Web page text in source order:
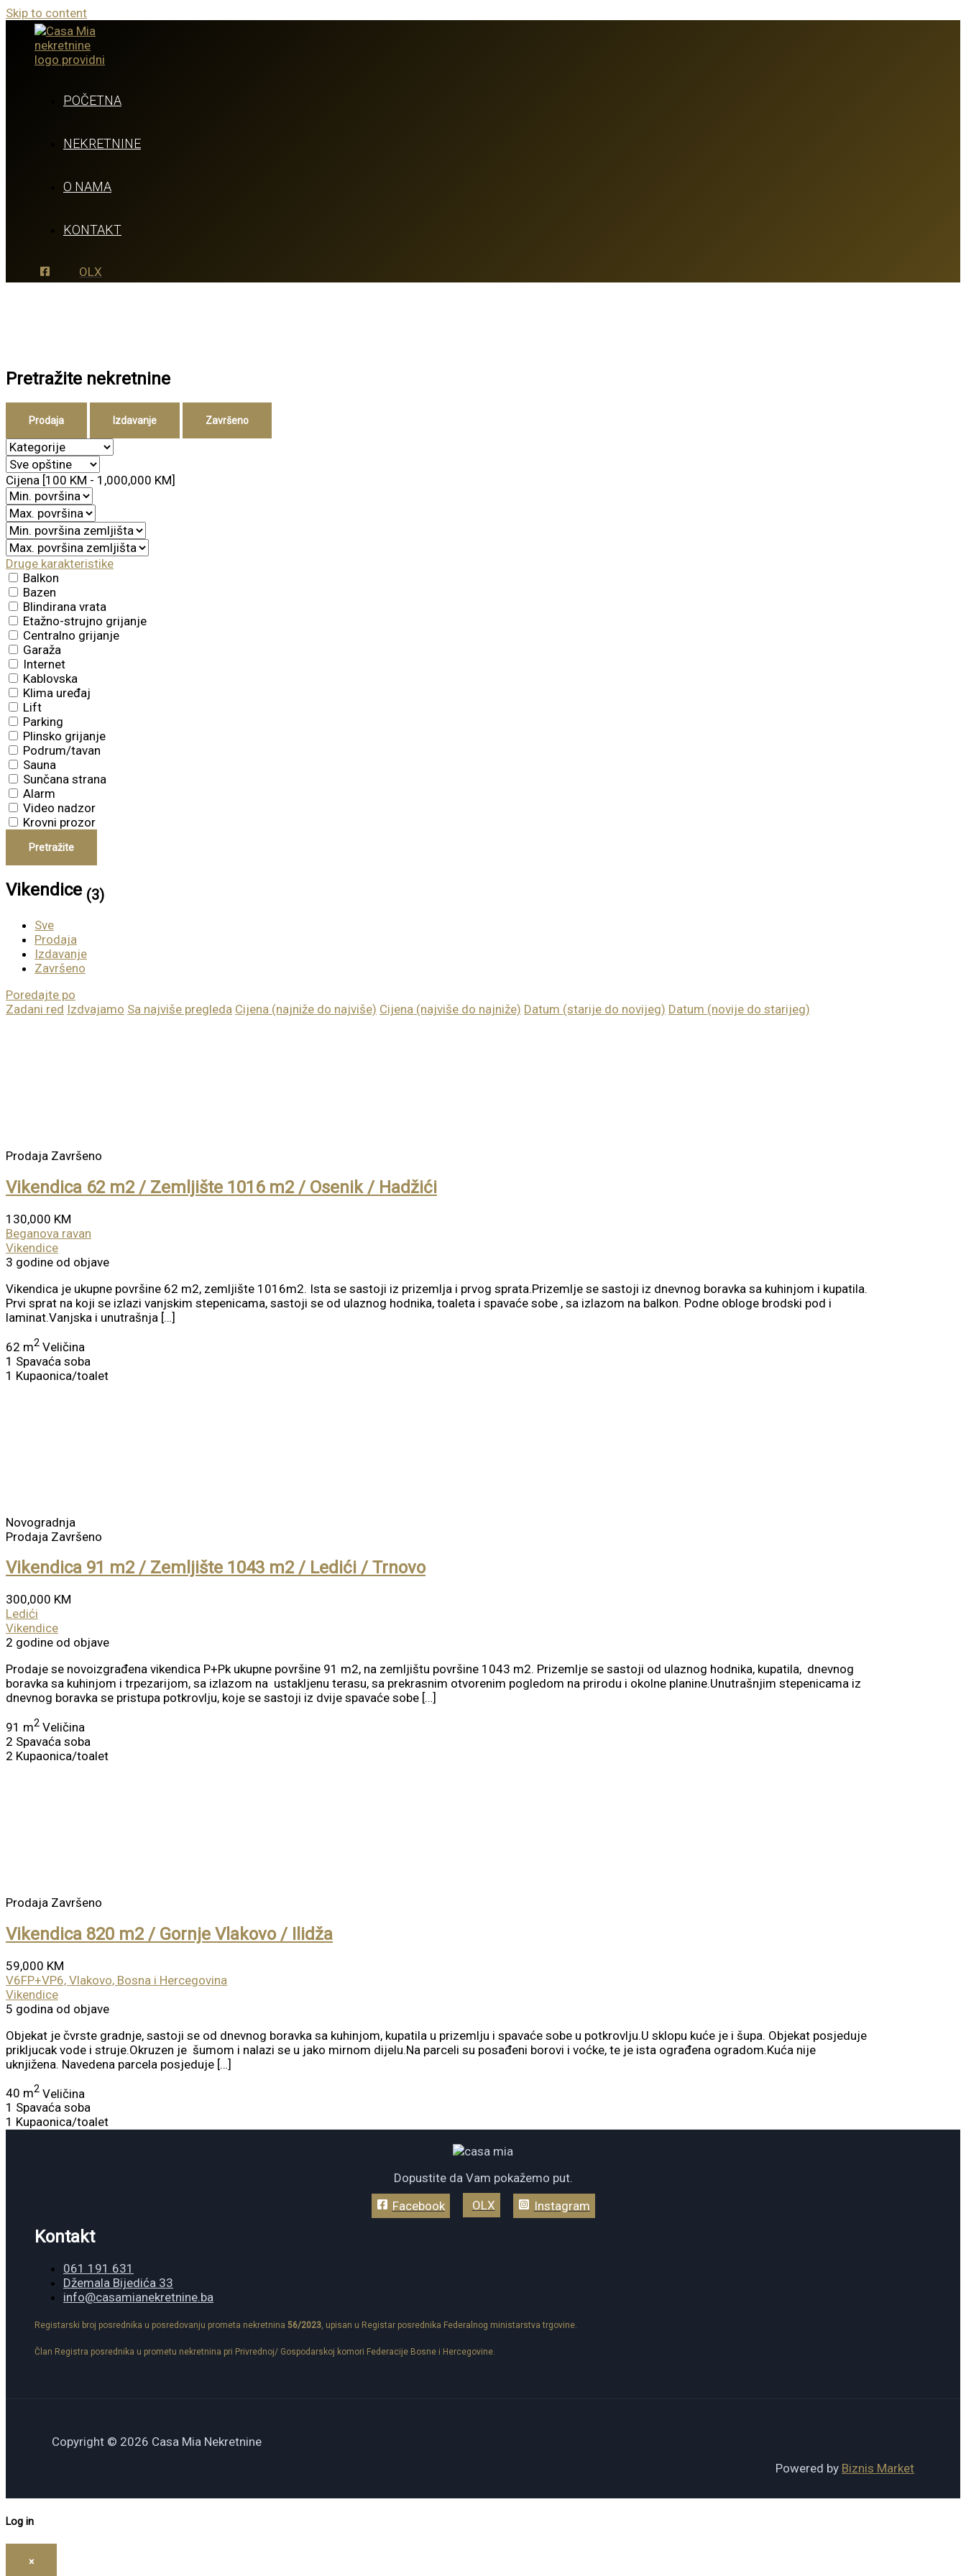
Skip to content
POČETNA
NEKRETNINE
O NAMA
KONTAKT
OLX
Pretražite nekretnine
Prodaja Izdavanje Završeno
Cijena [100 KM - 1,000,000 KM]
Druge karakteristike
Balkon
Bazen
Blindirana vrata
Etažno-strujno grijanje
Centralno grijanje
Garaža
Internet
Kablovska
Klima uređaj
Lift
Parking
Plinsko grijanje
Podrum/tavan
Sauna
Sunčana strana
Alarm
Video nadzor
Krovni prozor
Pretražite
Vikendice (3)
Sve
Prodaja
Izdavanje
Završeno
Poredajte po
Zadani red Izdvajamo Sa najviše pregleda Cijena (najniže do najviše) Cijena (najviše do najniže) Datum (starije do novijeg) Datum (novije do starijeg)
Prodaja Završeno
Vikendica 62 m2 / Zemljište 1016 m2 / Osenik / Hadžići
130,000 KM
Beganova ravan
Vikendice
3 godine od objave
Vikendica je ukupne površine 62 m2, zemljište 1016m2. Ista se sastoji iz prizemlja i prvog sprata.Prizemlje se sastoji iz dnevnog boravka sa kuhinjom i kupatila.
Prvi sprat na koji se izlazi vanjskim stepenicama, sastoji se od ulaznog hodnika, toaleta i spavaće sobe , sa izlazom na balkon. Podne obloge brodski pod i
laminat.Vanjska i unutrašnja […]
62 m2 Veličina
1 Spavaća soba
1 Kupaonica/toalet
Novogradnja
Prodaja Završeno
Vikendica 91 m2 / Zemljište 1043 m2 / Ledići / Trnovo
300,000 KM
Ledići
Vikendice
2 godine od objave
Prodaje se novoizgrađena vikendica P+Pk ukupne površine 91 m2, na zemljištu površine 1043 m2. Prizemlje se sastoji od ulaznog hodnika, kupatila, dnevnog
boravka sa kuhinjom i trpezarijom, sa izlazom na ustakljenu terasu, sa prekrasnim otvorenim pogledom na prirodu i okolne planine.Unutrašnjim stepenicama iz
dnevnog boravka se pristupa potkrovlju, koje se sastoji iz dvije spavaće sobe […]
91 m2 Veličina
2 Spavaća soba
2 Kupaonica/toalet
Prodaja Završeno
Vikendica 820 m2 / Gornje Vlakovo / Ilidža
59,000 KM
V6FP+VP6, Vlakovo, Bosna i Hercegovina
Vikendice
5 godina od objave
Objekat je čvrste gradnje, sastoji se od dnevnog boravka sa kuhinjom, kupatila u prizemlju i spavaće sobe u potkrovlju.U sklopu kuće je i šupa. Objekat posjeduje
prikljucak vode i struje.Okruzen je šumom i nalazi se u jako mirnom dijelu.Na parceli su posađeni borovi i voćke, te je ista ograđena ogradom.Kuća nije
uknjižena. Navedena parcela posjeduje […]
40 m2 Veličina
1 Spavaća soba
1 Kupaonica/toalet
Dopustite da Vam pokažemo put.
Facebook
OLX Instagram
Kontakt
061 191 631
Džemala Bijedića 33
info@casamianekretnine.ba
Registarski broj posrednika u posredovanju prometa nekretnina 56/2023, upisan u Registar posrednika Federalnog ministarstva trgovine.
Član Registra posrednika u prometu nekretnina pri Privrednoj/ Gospodarskoj komori Federacije Bosne i Hercegovine.
Copyright © 2026 Casa Mia Nekretnine
Powered by Biznis Market
Log in
×